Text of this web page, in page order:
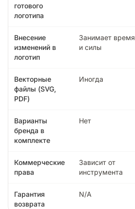
готового
логотипа
Внесение
изменений в
логотип
Занимает время
и силы
Векторные
файлы (SVG,
PDF)
Иногда
Варианты
бренда в
комплекте
Нет
Коммерческие
права
Зависит от
инструмента
Гарантия
возврата
N/A